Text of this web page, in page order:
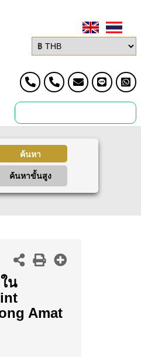
ค้นหา
ค้นหาขั้นสูง
น
Amat